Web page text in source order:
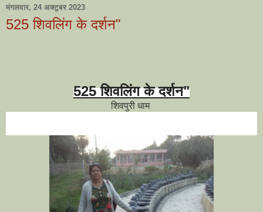
मंगलवार, 24 अक्टूबर 2023
525 शिवलिंग के दर्शन"
525 शिवलिंग के दर्शन"
शिवपुरी धाम